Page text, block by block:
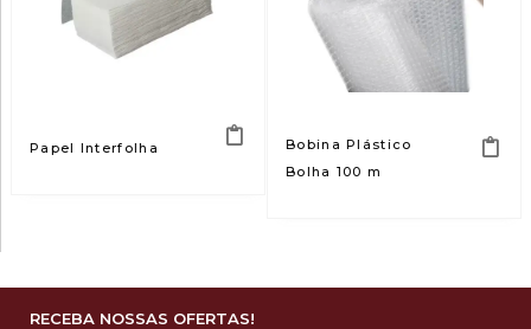
Papel Interfolha
Bobina Plástico
Bolha 100 m
RECEBA NOSSAS OFERTAS!